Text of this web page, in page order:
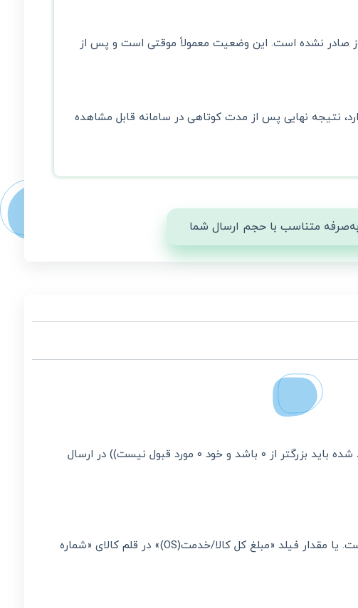
صادر نشده است. این وضعیت معمولاً موقتی است و پس از
نتیجه نهایی پس از مدت کوتاهی در سامانه قابل مشاهده
متناسب با حجم ارسال شما
راه حل خطای 0104105 : در مقدار وارد شده‌ی فیلد «مبلغ قبل از تخفیف(ES)» حداقل مقدار مطلق رعایت نشده است. (مقدار وارد شده باید بزرگتر از 0 باشد و خود 0 مورد قبول نیست)) در ارسال
خطای 02059 : مقدار فیلد مبلغ کل کالا و خدمت از لحاظ قواعد محاسباتی و منطقی معتبر نمی باشد و صورتحساب معتبر نیست. یا مقدار فیلد «مبلغ کل کالا/خدمت(OS)» در قلم کالای «شماره